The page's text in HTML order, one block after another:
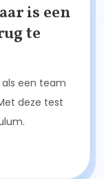
is een
te
als een team
deze test